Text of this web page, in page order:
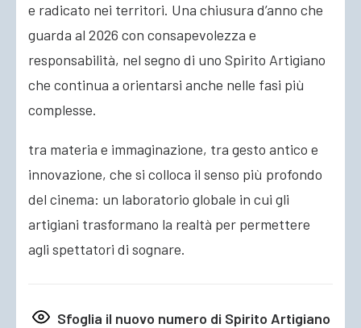
e radicato nei territori. Una chiusura d’anno che
guarda al 2026 con consapevolezza e
responsabilità, nel segno di uno Spirito Artigiano
che continua a orientarsi anche nelle fasi più
complesse.
tra materia e immaginazione, tra gesto antico e
innovazione, che si colloca il senso più profondo
del cinema: un laboratorio globale in cui gli
artigiani trasformano la realtà per permettere
agli spettatori di sognare.
Sfoglia il nuovo numero di Spirito Artigiano